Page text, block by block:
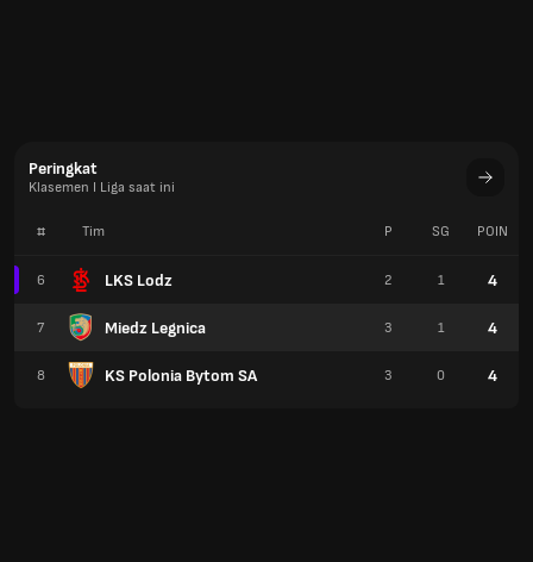
Peringkat
Klasemen I Liga saat ini
# Tim
6 LKS Lodz
7 Miedz Legnica
8 KS Polonia Bytom SA
P SG POIN
2 1 4
3 1 4
3 0 4